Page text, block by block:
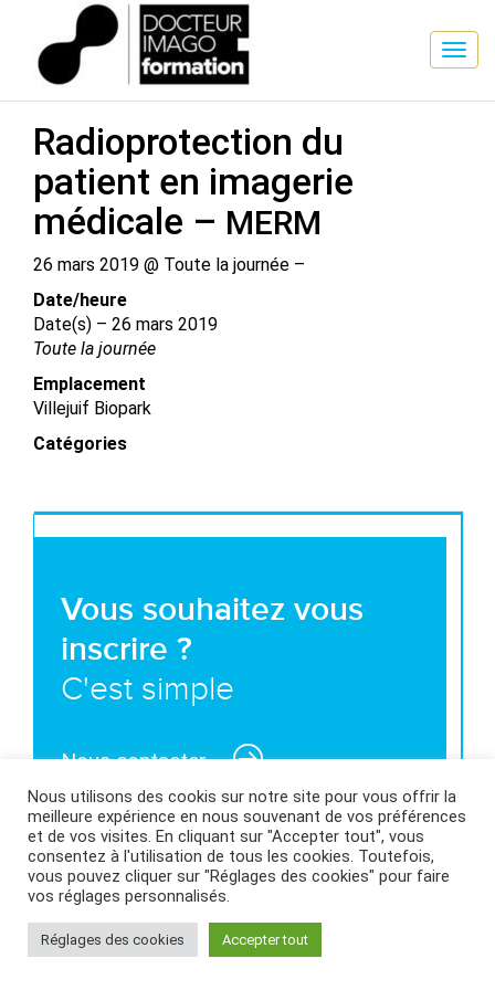
SESSION DE FORMATION
Radioprotection du
patient en imagerie
médicale – MERM
26 mars 2019 @ Toute la journée –
Date/​heure
Date(s) – 26 mars 2019
Toute la journée
Emplacement
Villejuif Biopark
Catégories
Vous souhaitez vous
inscrire ?
C'est simple
Nous contacter
MENTIONS LÉGALES ET CONDITIONS GÉNÉRALES
D’UTILISATION| POLITIQUE DES COOKIES
Nous utilisons des cookis sur notre site pour vous offrir la
meilleure expérience en nous souvenant de vos préférences
et de vos visites. En cliquant sur "Accepter tout", vous
consentez à l'utilisation de tous les cookies. Toutefois,
vous pouvez cliquer sur "Réglages des cookies" pour faire
vos réglages personnalisés.
Réglages des cookies Accepter tout